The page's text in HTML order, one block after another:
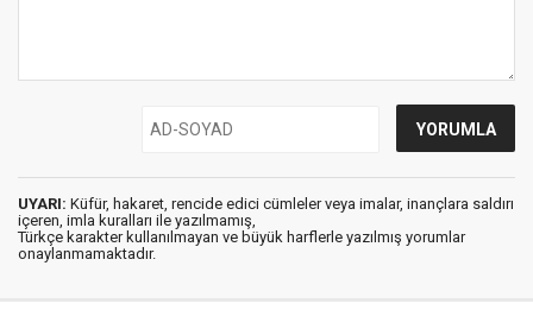
UYARI: Küfür, hakaret, rencide edici cümleler veya imalar, inançlara saldırı
içeren, imla kuralları ile yazılmamış,
Türkçe karakter kullanılmayan ve büyük harflerle yazılmış yorumlar
onaylanmamaktadır.